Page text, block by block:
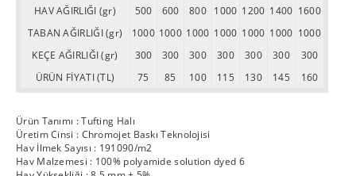
HAV AĞIRLIĞI (gr)
500 600 800 1000 1200 1400 1600
TABAN AĞIRLIĞI (gr)
1000 1000 1000 1000 1000 1000 1000
KEÇE AĞIRLIĞI (gr)
300 300 300 300 300 300
300
ÜRÜN FİYATI (TL)
75 85 100 115 130 145 160
Ürün Tanımı : Tufting Halı
Üretim Cinsi : Chromojet Baskı Teknolojisi
Hav İlmek Sayısı : 191090/m2
Hav Malzemesi : 100% polyamide solution dyed 6